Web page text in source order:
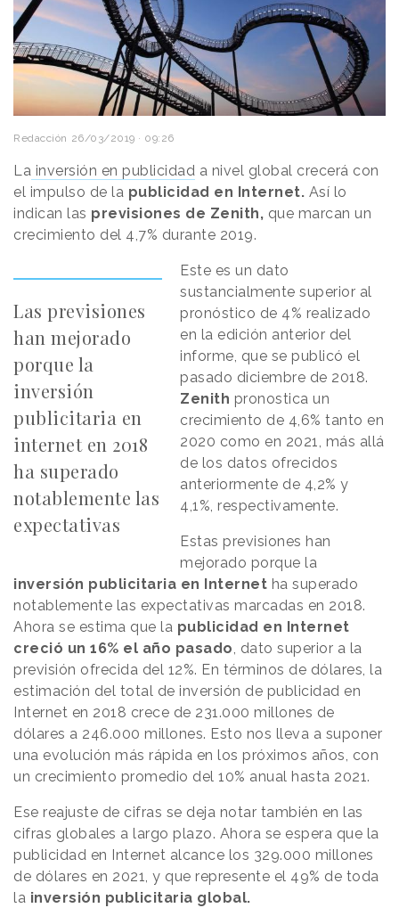
Redacción 26/03/2019 · 09:26
La inversión en publicidad a nivel global crecerá con
el impulso de la publicidad en Internet. Así lo
indican las previsiones de Zenith, que marcan un
crecimiento del 4,7% durante 2019.
Las previsiones
han mejorado
porque la
inversión
publicitaria en
internet en 2018
ha superado
notablemente las
expectativas
Este es un dato
sustancialmente superior al
pronóstico de 4% realizado
en la edición anterior del
informe, que se publicó el
pasado diciembre de 2018.
Zenith pronostica un
crecimiento de 4,6% tanto en
2020 como en 2021, más allá
de los datos ofrecidos
anteriormente de 4,2% y
4,1%, respectivamente.
Estas previsiones han
mejorado porque la
inversión publicitaria en Internet ha superado
notablemente las expectativas marcadas en 2018.
Ahora se estima que la publicidad en Internet
creció un 16% el año pasado, dato superior a la
previsión ofrecida del 12%. En términos de dólares, la
estimación del total de inversión de publicidad en
Internet en 2018 crece de 231.000 millones de
dólares a 246.000 millones. Esto nos lleva a suponer
una evolución más rápida en los próximos años, con
un crecimiento promedio del 10% anual hasta 2021.
Ese reajuste de cifras se deja notar también en las
cifras globales a largo plazo. Ahora se espera que la
publicidad en Internet alcance los 329.000 millones
de dólares en 2021, y que represente el 49% de toda
la inversión publicitaria global.